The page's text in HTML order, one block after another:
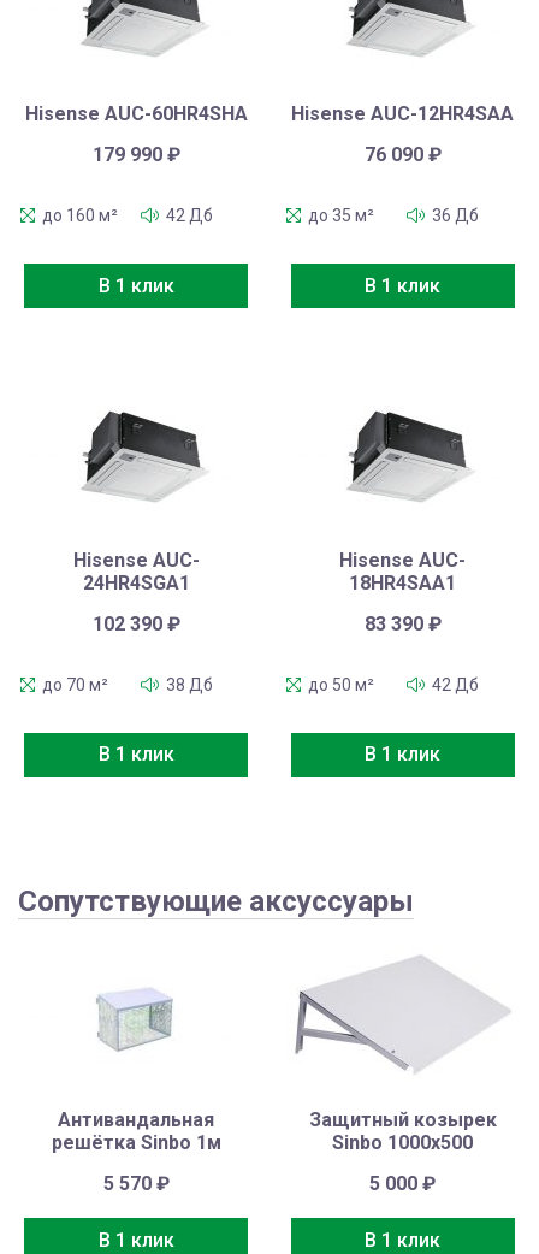
Hisense AUC-60HR4SHA
179 990 ₽
до 160 м² 42 Дб
В 1 клик
Hisense AUC-12HR4SAA
76 090 ₽
до 35 м² 36 Дб
В 1 клик
Hisense AUC-
24HR4SGA1
102 390 ₽
до 70 м² 38 Дб
В 1 клик
Hisense AUC-
18HR4SAA1
83 390 ₽
до 50 м² 42 Дб
В 1 клик
Сопутствующие аксуссуары
Антивандальная
решётка Sinbo 1м
5 570 ₽
В 1 клик
Защитный козырек
Sinbo 1000х500
5 000₽
В 1 клик